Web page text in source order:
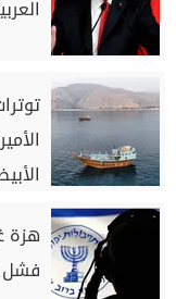
هزة
فشل